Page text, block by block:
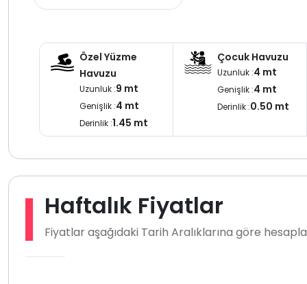
Özel Yüzme
Havuzu
Uzunluk :9 mt
Genişlik :4 mt
Derinlik :1.45 mt
Çocuk Havuzu
Uzunluk :4 mt
Genişlik :4 mt
Derinlik :0.50 mt
Haftalık Fiyatlar
Fiyatlar aşağıdaki Tarih Aralıklarına göre